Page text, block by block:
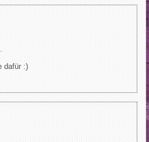
dafür :)